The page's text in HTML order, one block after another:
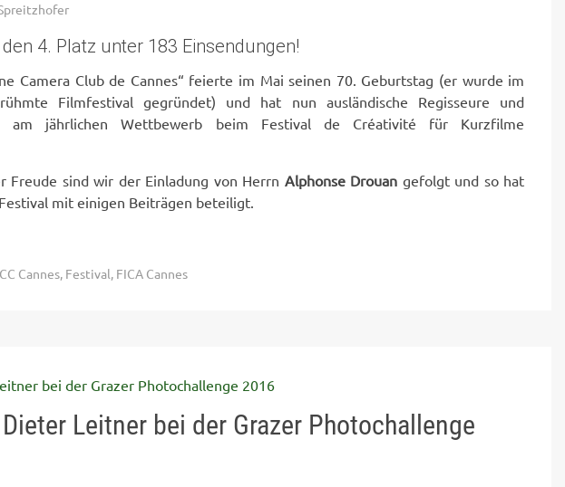
4. Platz unter 183 Einsendungen!
Camera Club de Cannes“ feierte im Mai seinen 70. Geburtstag (er wurde im
Filmfestival gegründet) und hat nun ausländische Regisseure und
am jährlichen Wettbewerb beim Festival de Créativité für Kurzfilme
Freude sind wir der Einladung von Herrn Alphonse Drouan gefolgt und so hat
mit einigen Beiträgen beteiligt.
Cannes, Festival, FICA Cannes
Leitner bei der Grazer Photochallenge